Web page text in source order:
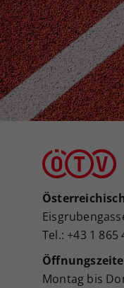
Tel.: +43 1 865
Montag bis